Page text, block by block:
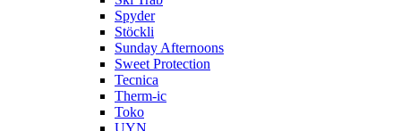
Spyder
Stöckli
Sunday Afternoons
Sweet Protection
Tecnica
Therm-ic
Toko
UYN